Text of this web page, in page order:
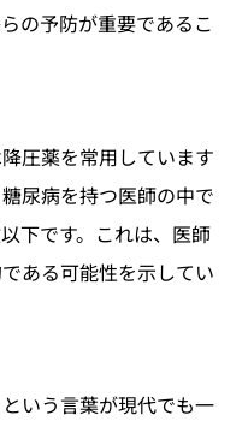
の予防が重要であるこ
圧薬を常用しています
尿病を持つ医師の中で
下です。これは、医師
ある可能性を示してい
いう言葉が現代でも一